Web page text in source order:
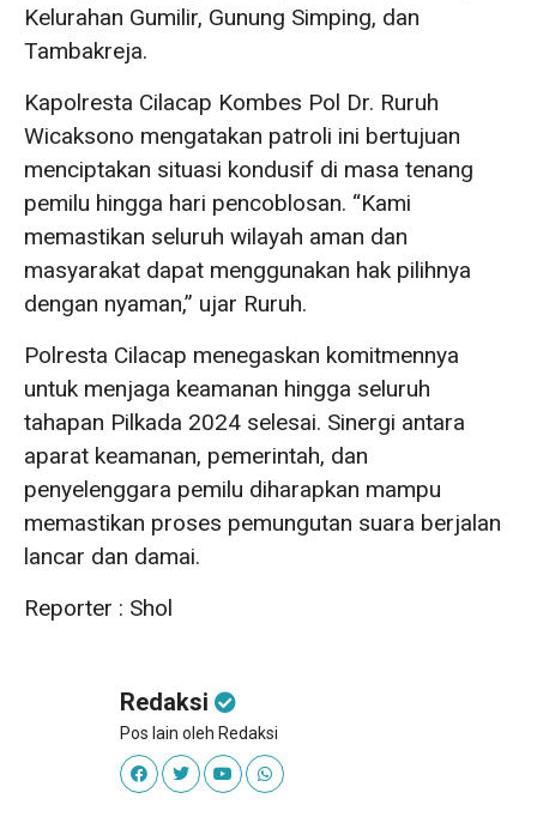
Kelurahan Gumilir, Gunung Simping, dan
Tambakreja.
Kapolresta Cilacap Kombes Pol Dr. Ruruh
Wicaksono mengatakan patroli ini bertujuan
menciptakan situasi kondusif di masa tenang
pemilu hingga hari pencoblosan. “Kami
memastikan seluruh wilayah aman dan
masyarakat dapat menggunakan hak pilihnya
dengan nyaman,” ujar Ruruh.
Polresta Cilacap menegaskan komitmennya
untuk menjaga keamanan hingga seluruh
tahapan Pilkada 2024 selesai. Sinergi antara
aparat keamanan, pemerintah, dan
penyelenggara pemilu diharapkan mampu
memastikan proses pemungutan suara berjalan
lancar dan damai.
Reporter : Shol
Redaksi
Pos lain oleh Redaksi